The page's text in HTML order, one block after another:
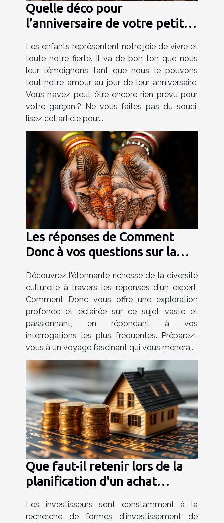
Quelle déco pour
l’anniversaire de votre petit
Les enfants représentent notre joie de vivre et
toute notre fierté. Il va de bon ton que nous
leur témoignons tant que nous le pouvons
tout notre amour au jour de leur anniversaire.
Vous n’avez peut-être encore rien prévu pour
votre garçon ? Ne vous faites pas du souci,
lisez cet article pour...
Les réponses de Comment
Donc à vos questions sur la
Découvrez l'étonnante richesse de la diversité
culturelle à travers les réponses d'un expert.
Comment Donc vous offre une exploration
profonde et éclairée sur ce sujet vaste et
passionnant, en répondant à vos
interrogations les plus fréquentes. Préparez-
vous à un voyage fascinant qui vous mènera...
Que faut-il retenir lors de la
planification d'un achat
maison ?
Les investisseurs sont constamment à la
recherche de formes d'investissement de